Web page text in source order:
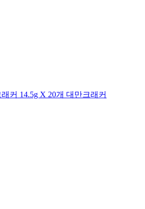
커 14.5g X 20개 대만크래커